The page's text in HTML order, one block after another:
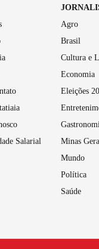
Salarial
Agro
Brasil
Cultura e
Economia
Eleições
Minas
Mundo
Política
Saúde